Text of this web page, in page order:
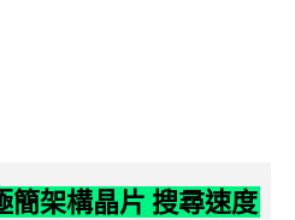
簡架構晶片 搜尋速度